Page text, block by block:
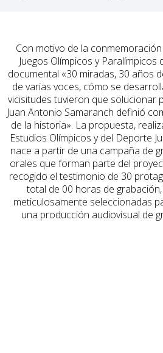
Con motivo de la
Juegos Olímpicos y Paralímpicos
documental «30 miradas, 30 años
de varias voces, cómo se
vicisitudes tuvieron que solucionar
Juan Antonio Samaranch definió
de la historia». La propuesta,
Estudios Olímpicos y del Deporte
nace a partir de una campaña de
orales que forman parte del
recogido el testimonio de 30
total de 00 horas de
meticulosamente seleccionadas
una producción audiovisual de